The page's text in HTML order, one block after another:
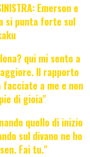
Emerson e
si punta forte sul
qui mi sento a
Il rapporto
facciate a me e non
di gioia"
quello di inizio
sul divano ne ho
Fai tu."